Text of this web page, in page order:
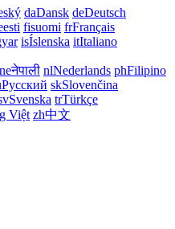
daDansk deDeutsch
fisuomi frFrançais
isÍslenska itItaliano
neनेपाली nlNederlands phFilipino
Русский skSlovenčina
Svenska trTürkçe
Việt zh中文